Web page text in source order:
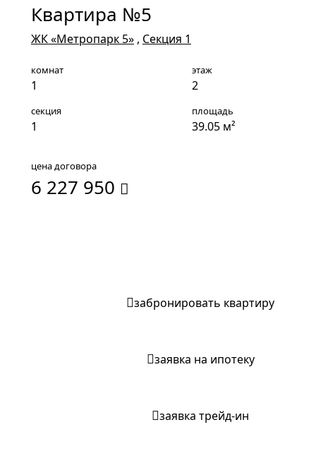
Квартира №5
ЖК «Метропарк 5» , Секция 1
комнат
1
этаж
2
секция
1
площадь
39.05 м²
цена договора
6 227 950
забронировать квартиру
заявка на ипотеку
заявка трейд-ин